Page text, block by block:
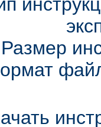
Размер